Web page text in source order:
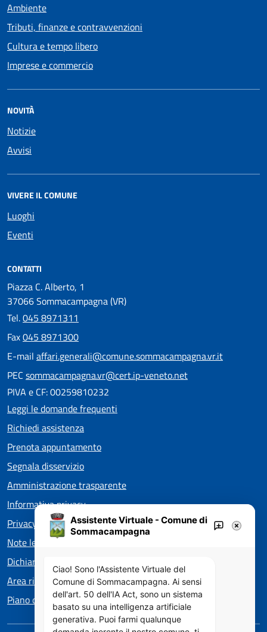
Ambiente
Tributi, finanze e contravvenzioni
Cultura e tempo libero
Imprese e commercio
NOVITÀ
Notizie
Avvisi
VIVERE IL COMUNE
Luoghi
Eventi
CONTATTI
Piazza C. Alberto, 1
37066 Sommacampagna (VR)
Tel.045 8971311
Fax045 8971300
E-mail affari.generali@comune.sommacampagna.vr.it
PEC sommacampagna.vr@cert.ip-veneto.net
PIVA e CF: 00259810232
Leggi le domande frequenti
Richiedi assistenza
Prenota appuntamento
Segnala disservizio
Amministrazione trasparente
Informativa privacy
Privacy policy EOS
Note legali
Dichiarazione di accessibilità
Area riservata
Piano di Miglioramento dei servizi
Assistente Virtuale - Comune di
Sommacampagna
Ciao! Sono l'Assistente Virtuale del
Comune di Sommacampagna. Ai sensi
dell'art. 50 dell'IA Act, sono un sistema
basato su una intelligenza artificiale
generativa. Puoi farmi qualunque